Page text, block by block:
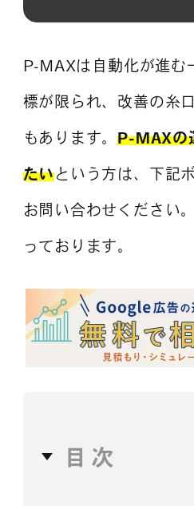
P-MAXは自動化が進む
標が限られ、改善の糸
もあります。P-MAXの
たいという方は、下記
お問い合わせください
っております。
目次